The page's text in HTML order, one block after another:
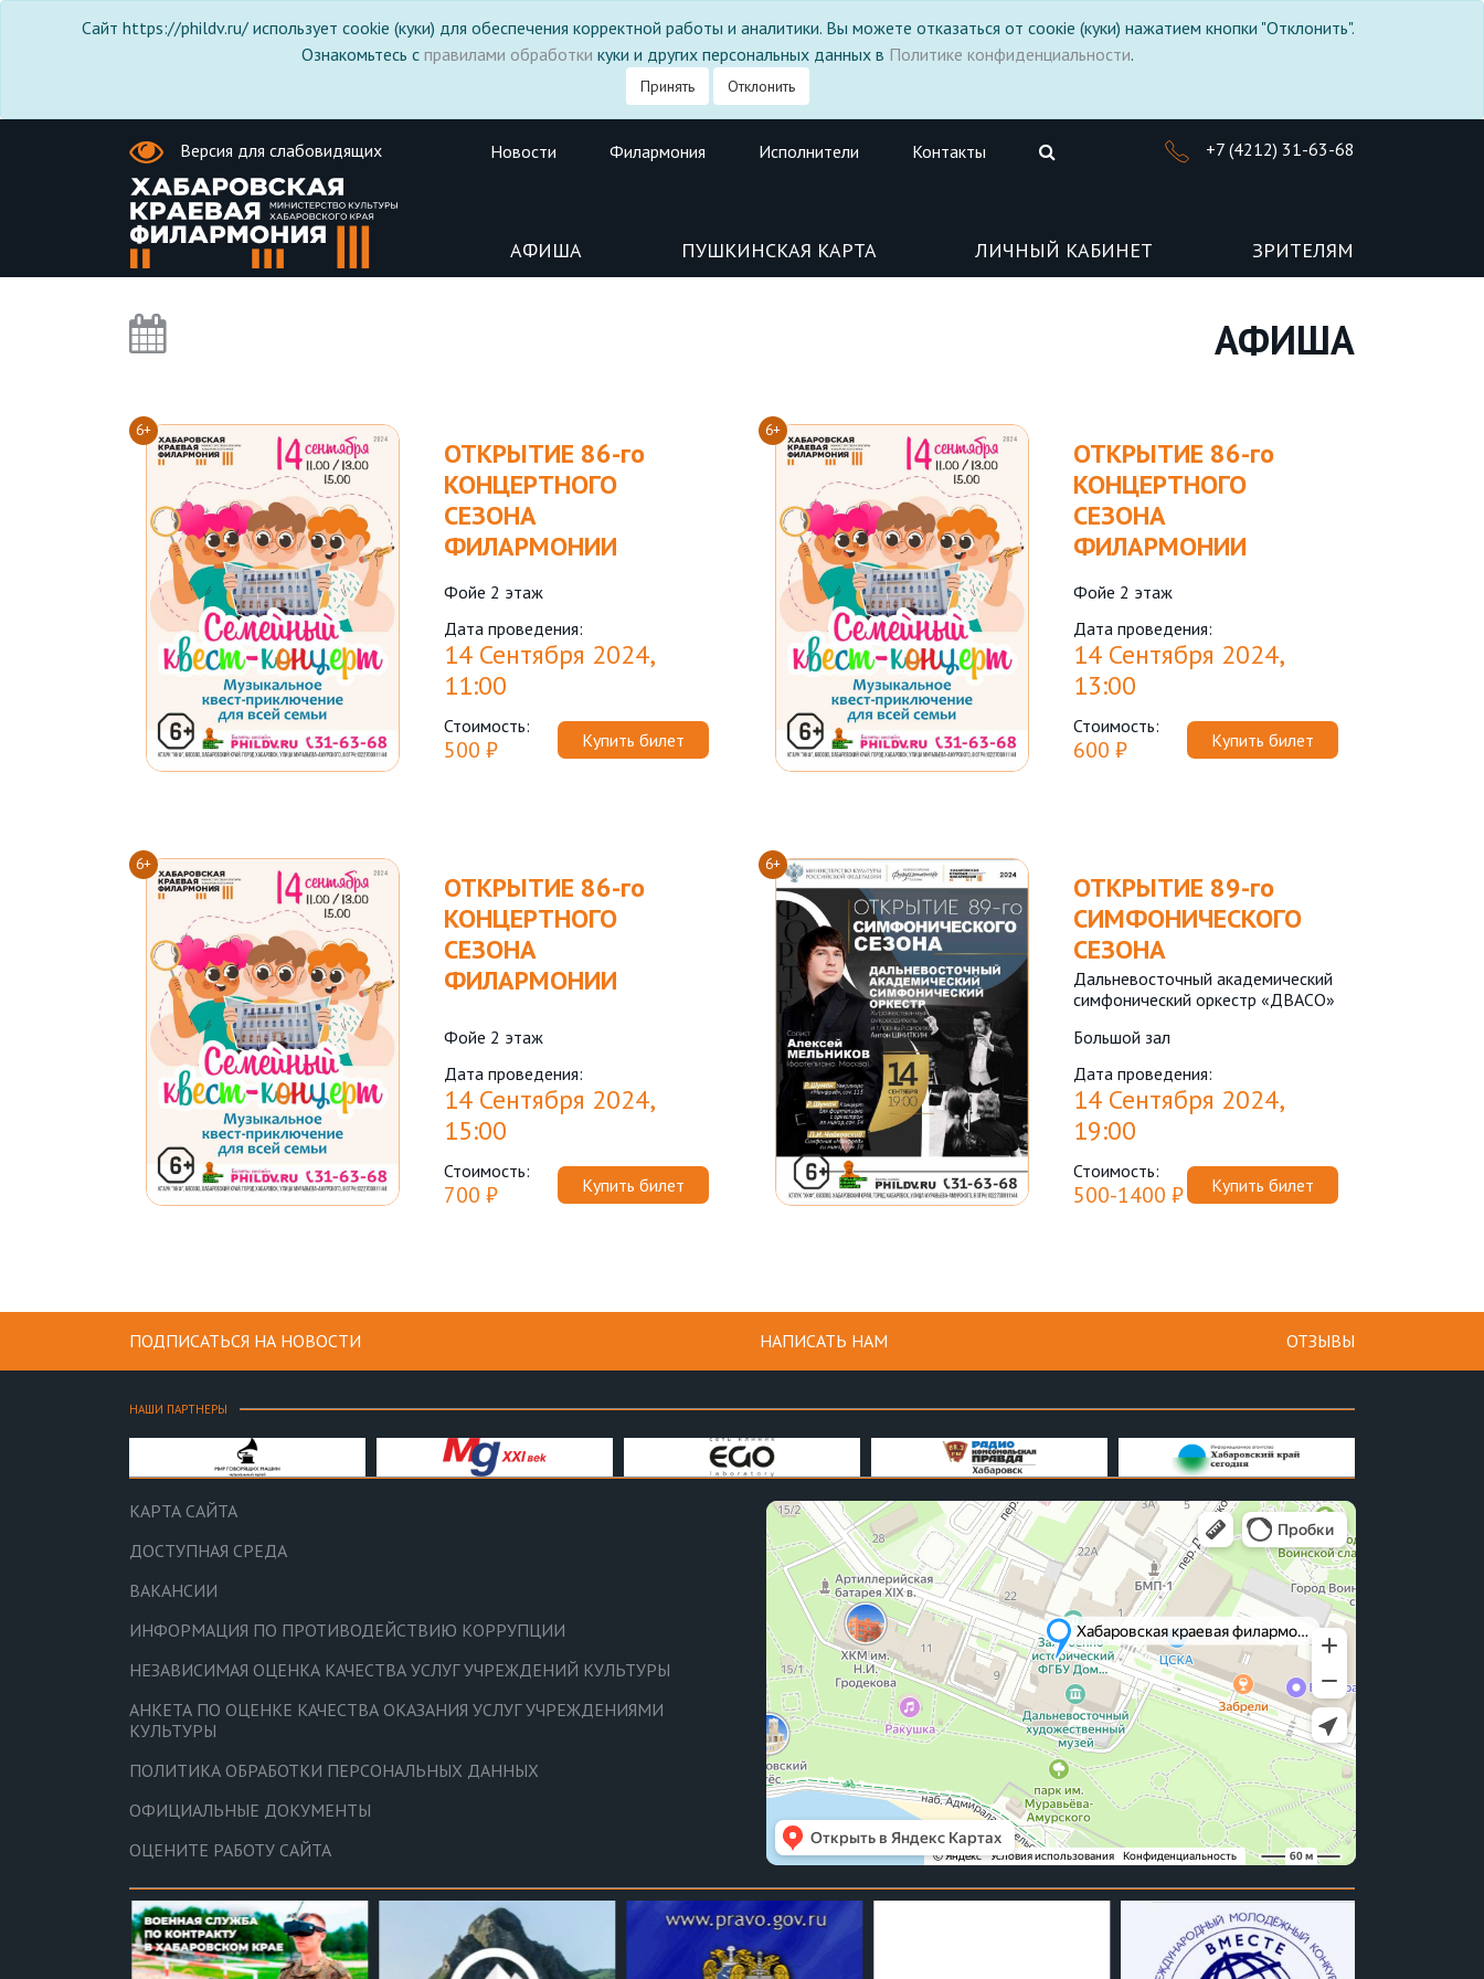
Сайт https://phildv.ru/ использует cookie (куки) для обеспечения корректной работы и аналитики. Вы можете отказаться от соокіе (куки) нажатием кнопки "Отклонить".
Ознакомьтесь с правилами обработки куки и других персональных данных в Политике конфиденциальности.
Принять Отклонить
Версия для слабовидящих Новости Филармония Исполнители Контакты +7 (4212) 31-63-68
АФИША ПУШКИНСКАЯ КАРТА ЛИЧНЫЙ КАБИНЕТ ЗРИТЕЛЯМ
АФИША
6+
ОТКРЫТИЕ 86-го
КОНЦЕРТНОГО
СЕЗОНА
ФИЛАРМОНИИ
Фойе 2 этаж
Дата проведения:
14 Сентября 2024,
11:00
Стоимость:
500 ₽ Купить билет
6+
ОТКРЫТИЕ 86-го
КОНЦЕРТНОГО
СЕЗОНА
ФИЛАРМОНИИ
Фойе 2 этаж
Дата проведения:
14 Сентября 2024,
13:00
Стоимость:
600 ₽ Купить билет
6+
ОТКРЫТИЕ 86-го
КОНЦЕРТНОГО
СЕЗОНА
ФИЛАРМОНИИ
Фойе 2 этаж
Дата проведения:
14 Сентября 2024,
15:00
Стоимость:
700 ₽ Купить билет
6+
ОТКРЫТИЕ 89-го
СИМФОНИЧЕСКОГО
СЕЗОНА
Дальневосточный академический
симфонический оркестр «ДВАСО»
Большой зал
Дата проведения:
14 Сентября 2024,
19:00
Стоимость:
500-1400 ₽ Купить билет
ПОДПИСАТЬСЯ НА НОВОСТИ НАПИСАТЬ НАМ ОТЗЫВЫ
НАШИ ПАРТНЕРЫ
КАРТА САЙТА
ДОСТУПНАЯ СРЕДА
ВАКАНСИИ
ИНФОРМАЦИЯ ПО ПРОТИВОДЕЙСТВИЮ КОРРУПЦИИ
НЕЗАВИСИМАЯ ОЦЕНКА КАЧЕСТВА УСЛУГ УЧРЕЖДЕНИЙ КУЛЬТУРЫ
АНКЕТА ПО ОЦЕНКЕ КАЧЕСТВА ОКАЗАНИЯ УСЛУГ УЧРЕЖДЕНИЯМИ
КУЛЬТУРЫ
ПОЛИТИКА ОБРАБОТКИ ПЕРСОНАЛЬНЫХ ДАННЫХ
ОФИЦИАЛЬНЫЕ ДОКУМЕНТЫ
ОЦЕНИТЕ РАБОТУ САЙТА